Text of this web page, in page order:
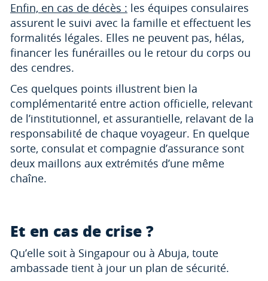
Enfin, en cas de décès : les équipes consulaires
assurent le suivi avec la famille et effectuent les
formalités légales. Elles ne peuvent pas, hélas,
financer les funérailles ou le retour du corps ou
des cendres.
Ces quelques points illustrent bien la
complémentarité entre action officielle, relevant
de l’institutionnel, et assurantielle, relavant de la
responsabilité de chaque voyageur. En quelque
sorte, consulat et compagnie d’assurance sont
deux maillons aux extrémités d’une même
chaîne.
Et en cas de crise ?
Qu’elle soit à Singapour ou à Abuja, toute
ambassade tient à jour un plan de sécurité.